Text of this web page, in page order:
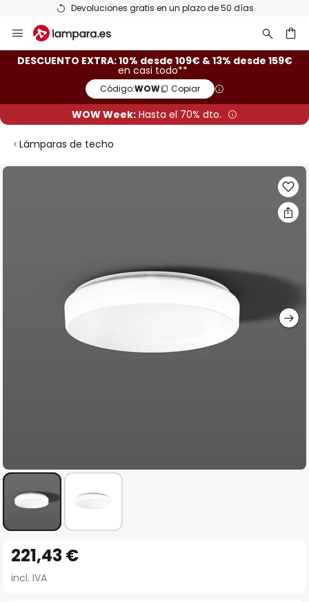
Devoluciones gratis en un plazo de 50 días
al
contenido
DESCUENTO EXTRA: 10% desde 109€ & 13% desde 159€
en casi todo**
Código:WOW Copiar
WOW Week: Hasta el 70% dto.
Lámparas de techo
Saltar
comienzo
221,43 €
incl. IVA